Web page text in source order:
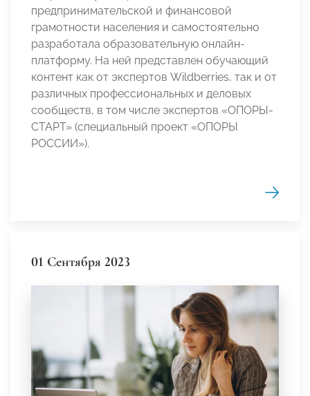
предпринимательской и финансовой
грамотности населения и самостоятельно
разработала образовательную онлайн-
платформу. На ней представлен обучающий
контент как от экспертов Wildberries, так и от
различных профессиональных и деловых
сообществ, в том числе экспертов «ОПОРЫ-
СТАРТ» (специальный проект «ОПОРЫ
РОССИИ»).
01 Сентября 2023